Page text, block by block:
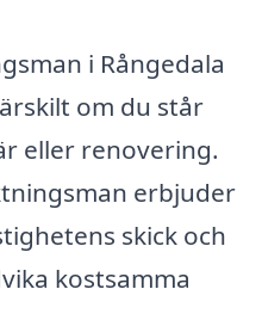
i Rångedala
om du står
eller renovering.
erbjuder
skick och
kostsamma